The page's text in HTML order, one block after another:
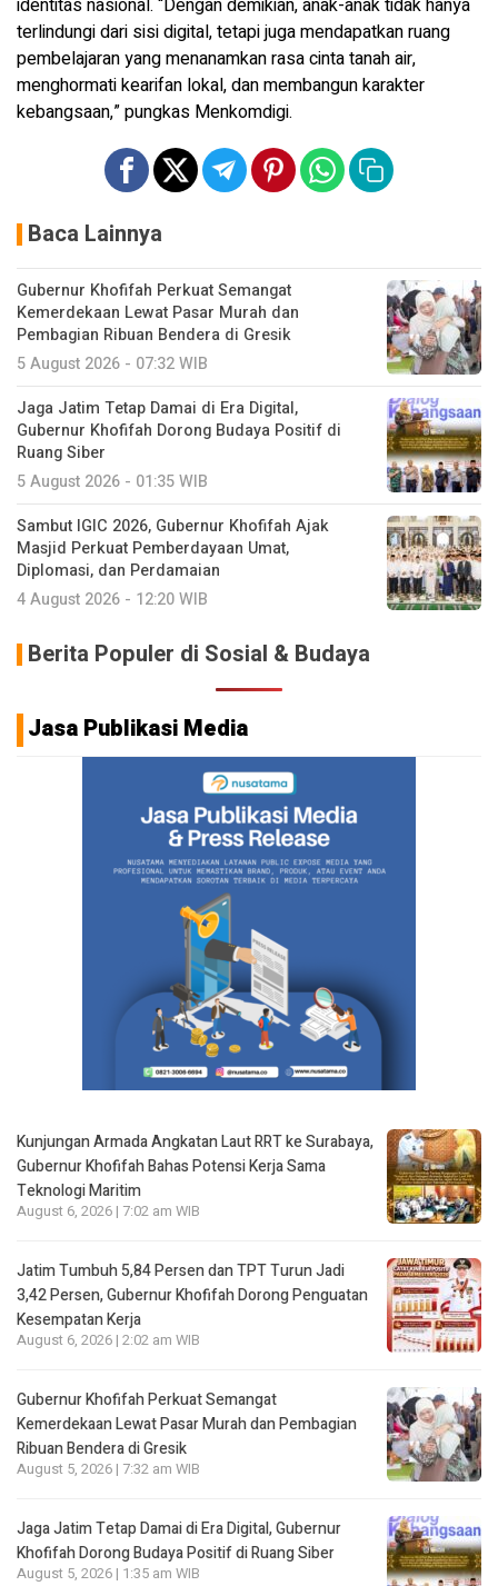
identitas nasional. “Dengan demikian, anak-anak tidak hanya
terlindungi dari sisi digital, tetapi juga mendapatkan ruang
pembelajaran yang menanamkan rasa cinta tanah air,
menghormati kearifan lokal, dan membangun karakter
kebangsaan,” pungkas Menkomdigi.
Baca Lainnya
Gubernur Khofifah Perkuat Semangat
Kemerdekaan Lewat Pasar Murah dan
Pembagian Ribuan Bendera di Gresik
5 August 2026 - 07:32 WIB
Jaga Jatim Tetap Damai di Era Digital,
Gubernur Khofifah Dorong Budaya Positif di
Ruang Siber
5 August 2026 - 01:35 WIB
Sambut IGIC 2026, Gubernur Khofifah Ajak
Masjid Perkuat Pemberdayaan Umat,
Diplomasi, dan Perdamaian
4 August 2026 - 12:20 WIB
Berita Populer di Sosial & Budaya
Jasa Publikasi Media
Kunjungan Armada Angkatan Laut RRT ke Surabaya,
Gubernur Khofifah Bahas Potensi Kerja Sama
Teknologi Maritim
August 6, 2026 | 7:02 am WIB
Jatim Tumbuh 5,84 Persen dan TPT Turun Jadi
3,42 Persen, Gubernur Khofifah Dorong Penguatan
Kesempatan Kerja
August 6, 2026 | 2:02 am WIB
Gubernur Khofifah Perkuat Semangat
Kemerdekaan Lewat Pasar Murah dan Pembagian
Ribuan Bendera di Gresik
August 5, 2026 | 7:32 am WIB
Jaga Jatim Tetap Damai di Era Digital, Gubernur
Khofifah Dorong Budaya Positif di Ruang Siber
August 5, 2026 | 1:35 am WIB